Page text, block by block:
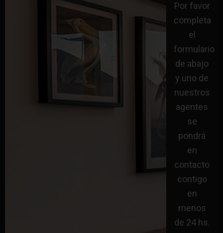
Por favor
completa
el
formulario
de abajo
y uno de
nuestros
agentes
se
pondrá
en
contacto
contigo
en
menos
de 24 hs.